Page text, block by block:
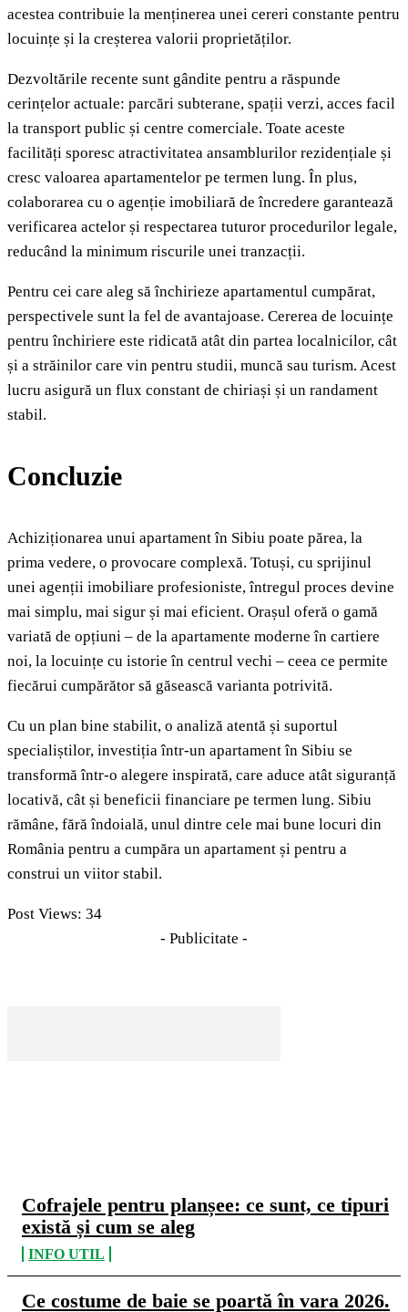
Cofrajele pentru planșee: ce sunt, ce tipuri
există și cum se aleg
INFO UTIL
Ce costume de baie se poartă în vara 2026.
acestea contribuie la menținerea unei cereri constante pentru
locuințe și la creșterea valorii proprietăților.
Dezvoltările recente sunt gândite pentru a răspunde
cerințelor actuale: parcări subterane, spații verzi, acces facil
la transport public și centre comerciale. Toate aceste
facilități sporesc atractivitatea ansamblurilor rezidențiale și
cresc valoarea apartamentelor pe termen lung. În plus,
colaborarea cu o agenție imobiliară de încredere garantează
verificarea actelor și respectarea tuturor procedurilor legale,
reducând la minimum riscurile unei tranzacții.
Pentru cei care aleg să închirieze apartamentul cumpărat,
perspectivele sunt la fel de avantajoase. Cererea de locuințe
pentru închiriere este ridicată atât din partea localnicilor, cât
și a străinilor care vin pentru studii, muncă sau turism. Acest
lucru asigură un flux constant de chiriași și un randament
stabil.
Concluzie
Achiziționarea unui apartament în Sibiu poate părea, la
prima vedere, o provocare complexă. Totuși, cu sprijinul
unei agenții imobiliare profesioniste, întregul proces devine
mai simplu, mai sigur și mai eficient. Orașul oferă o gamă
variată de opțiuni – de la apartamente moderne în cartiere
noi, la locuințe cu istorie în centrul vechi – ceea ce permite
fiecărui cumpărător să găsească varianta potrivită.
Cu un plan bine stabilit, o analiză atentă și suportul
specialiștilor, investiția într-un apartament în Sibiu se
transformă într-o alegere inspirată, care aduce atât siguranță
locativă, cât și beneficii financiare pe termen lung. Sibiu
rămâne, fără îndoială, unul dintre cele mai bune locuri din
România pentru a cumpăra un apartament și pentru a
construi un viitor stabil.
Post Views: 34
- Publicitate -